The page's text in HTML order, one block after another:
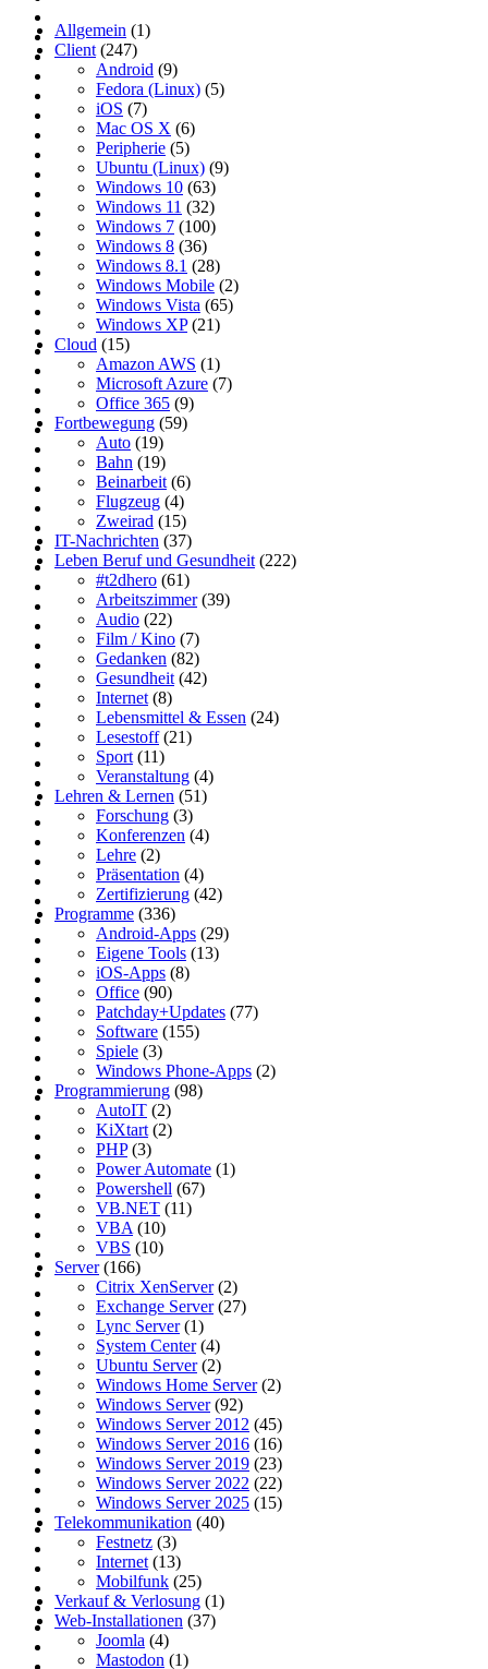
Allgemein (1)
Client (247)
Android (9)
Fedora (Linux) (5)
iOS (7)
Mac OS X (6)
Peripherie (5)
Ubuntu (Linux) (9)
Windows 10 (63)
Windows 11 (32)
Windows 7 (100)
Windows 8 (36)
Windows 8.1 (28)
Windows Mobile (2)
Windows Vista (65)
Windows XP(21)
Cloud (15)
Amazon AWS (1)
Microsoft Azure (7)
Office 365 (9)
Fortbewegung (59)
Auto (19)
Bahn (19)
Beinarbeit (6)
Flugzeug (4)
Zweirad (15)
IT-Nachrichten (37)
Leben Beruf und Gesundheit (222)
#t2dhero (61)
Arbeitszimmer(39)
Audio (22)
Film / Kino (7)
Gedanken (82)
Gesundheit (42)
Internet (8)
Lebensmittel & Essen (24)
Lesestoff(21)
Sport (11)
Veranstaltung (4)
Lehren & Lernen (51)
Forschung (3)
Konferenzen (4)
Lehre (2)
Präsentation (4)
Zertifizierung (42)
Programme (336)
Android-Apps (29)
Eigene Tools (13)
iOS-Apps (8)
Office (90)
Patchday+Updates (77)
Software (155)
Spiele (3)
Windows Phone-Apps (2)
Programmierung (98)
AutoIT (2)
KiXtart (2)
PHP(3)
Power Automate (1)
Powershell (67)
VB.NET (11)
VBA (10)
VBS (10)
Server(166)
Citrix XenServer(2)
Exchange Server(27)
Lync Server(1)
System Center(4)
Ubuntu Server(2)
Windows Home Server(2)
Windows Server(92)
Windows Server 2012 (45)
Windows Server 2016 (16)
Windows Server 2019 (23)
Windows Server 2022 (22)
Windows Server 2025 (15)
Telekommunikation (40)
Festnetz (3)
Internet (13)
Mobilfunk (25)
Verkauf & Verlosung (1)
Web-Installationen (37)
Joomla (4)
Mastodon (1)